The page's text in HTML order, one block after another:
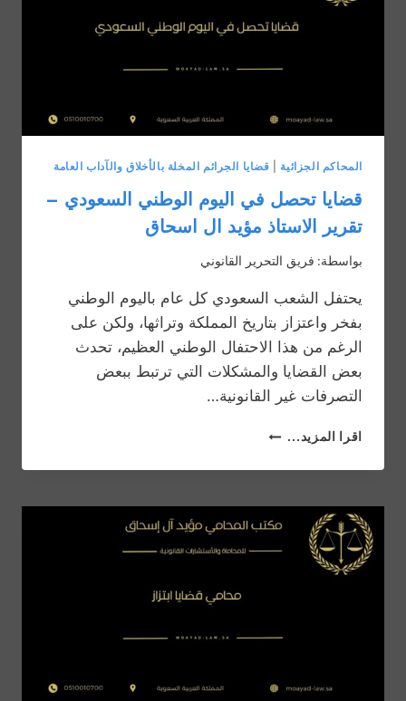
المحاكم الجزائية قضايا الجرائم المخلة بالأخلاق والآداب العامة
قضايا تحصل في اليوم الوطني السعودي –
تقرير الاستاذ مؤيد ال اسحاق
بواسطة: فريق التحرير القانوني
يحتفل الشعب السعودي كل عام باليوم الوطني
بفخر واعتزاز بتاريخ المملكة وتراثها، ولكن على
الرغم من هذا الاحتفال الوطني العظيم، تحدث
بعض القضايا والمشكلات التي ترتبط ببعض
التصرفات غير القانونية…
اقرا المزيد... قضايا
في
الوطني
السعودي
اسحاق